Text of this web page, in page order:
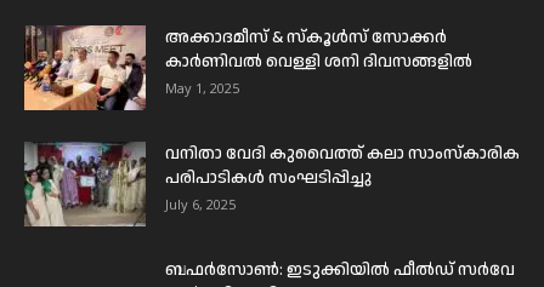
അക്കാദമീസ് & സ്കൂൾസ് സോക്കർ
കാർണിവൽ വെള്ളി ശനി ദിവസങ്ങളിൽ
May 1, 2025
വനിതാ വേദി കുവൈത്ത് കലാ സാംസ്കാരിക
പരിപാടികൾ സംഘടിപ്പിച്ചു
July 6, 2025
ബഫര്‍സോണ്‍: ഇടുക്കിയില്‍ ഫീല്‍ഡ് സര്‍വേ